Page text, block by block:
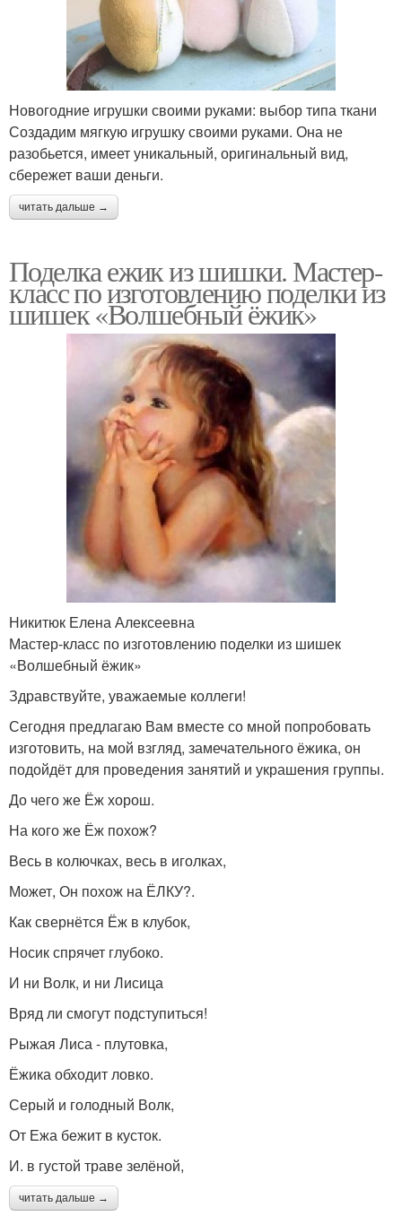
Новогодние игрушки своими руками: выбор типа ткани
Создадим мягкую игрушку своими руками. Она не
разобьется, имеет уникальный, оригинальный вид,
сбережет ваши деньги.
читать дальше →
Поделка ежик из шишки. Мастер-
класс по изготовлению поделки из
шишек «Волшебный ёжик»
Никитюк Елена Алексеевна
Мастер-класс по изготовлению поделки из шишек
«Волшебный ёжик»
Здравствуйте, уважаемые коллеги!
Сегодня предлагаю Вам вместе со мной попробовать
изготовить, на мой взгляд, замечательного ёжика, он
подойдёт для проведения занятий и украшения группы.
До чего же Ёж хорош.
На кого же Ёж похож?
Весь в колючках, весь в иголках,
Может, Он похож на ЁЛКУ?.
Как свернётся Ёж в клубок,
Носик спрячет глубоко.
И ни Волк, и ни Лисица
Вряд ли смогут подступиться!
Рыжая Лиса - плутовка,
Ёжика обходит ловко.
Серый и голодный Волк,
От Ежа бежит в кусток.
И. в густой траве зелёной,
читать дальше →